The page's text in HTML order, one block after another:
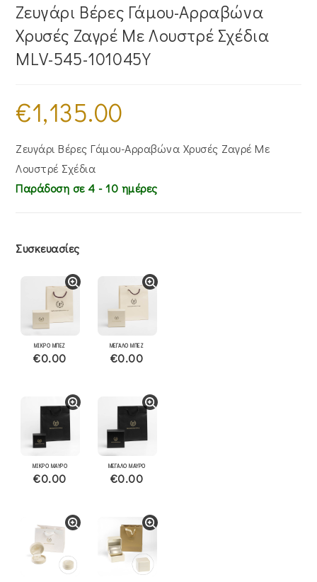
Ζευγάρι Βέρες Γάμου-Αρραβώνα
Χρυσές Ζαγρέ Με Λουστρέ Σχέδια
MLV-545-101045Y
€1,135.00
Ζευγάρι Βέρες Γάμου-Αρραβώνα Χρυσές Ζαγρέ Με
Λουστρέ Σχέδια
Παράδοση σε 4 - 10 ημέρες
Συσκευασίες
ΜΙΚΡΟ ΜΠΕΖ
€0.00
ΜΕΓΑΛΟ ΜΠΕΖ
€0.00
ΜΙΚΡΟ ΜΑΥΡΟ
€0.00
ΜΕΓΑΛΟ ΜΑΥΡΟ
€0.00